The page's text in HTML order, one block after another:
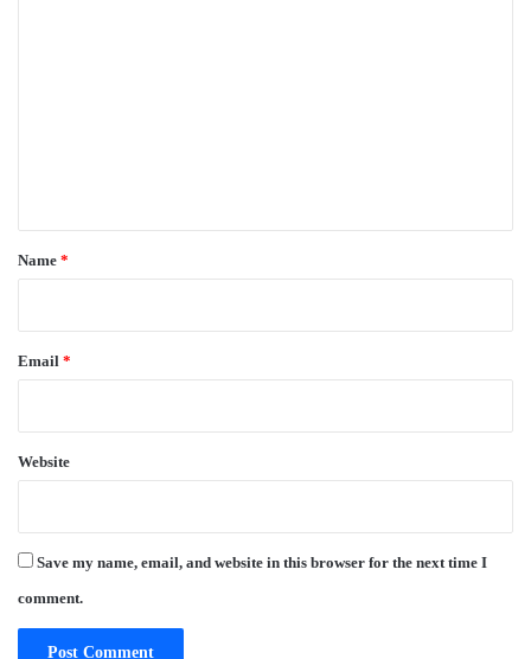
*
Name *
Email *
Website
Save my name, email, and website in this browser for the next time I
comment.